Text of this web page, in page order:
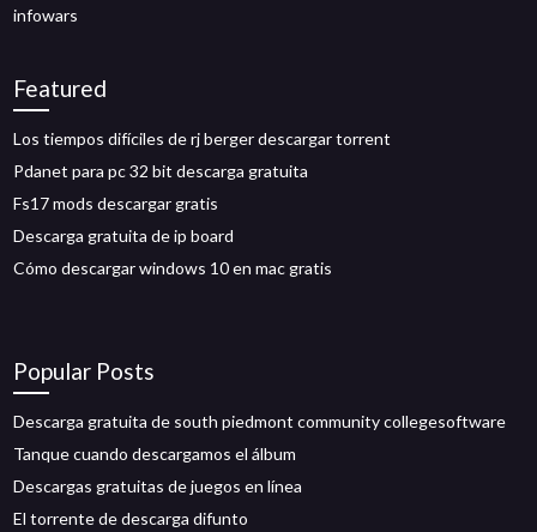
infowars
Featured
Los tiempos difíciles de rj berger descargar torrent
Pdanet para pc 32 bit descarga gratuita
Fs17 mods descargar gratis
Descarga gratuita de ip board
Cómo descargar windows 10 en mac gratis
Popular Posts
Descarga gratuita de south piedmont community collegesoftware
Tanque cuando descargamos el álbum
Descargas gratuitas de juegos en línea
El torrente de descarga difunto